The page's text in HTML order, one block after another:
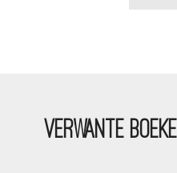
VERWANTE BOEKE